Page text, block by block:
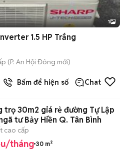
1
1.5 HP Trắng
(P. An Hội Đông mới)
Bấm để hiện số Chat
trọ 30m2 giá rẻ đường Tự Lập
tư Bảy Hiền Q. Tân Bình
cao cấp
tháng 30 m²